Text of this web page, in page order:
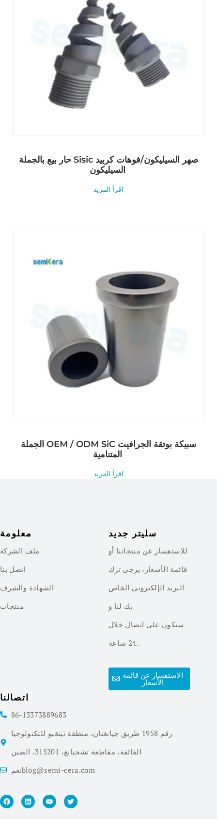
حار بيع بالجملة Sisic صهر السيليكون/فوهات كربيد
اقرأ المزيد
الجملة OEM / ODM SiC سبيكة بوتقة الجرافيت
اقرأ المزيد
معلومة
ملف الشركة
اتصل بنا
الشهادة والشرف
منتجات
سليتر جديد
للاستفسار عن منتجاتنا أو
قائمة الأسعار، يرجى ترك
البريد الإلكتروني الخاص
بك لنا و
سنكون على اتصال خلال
24 ساعة.
الاستفسار عن قائمة
الأسعار
اتصالنا
86-13373889683
رقم 1958 طريق جيانغنان، منطقة نينغبو للتكنولوجيا
الفائقة، مقاطعة تشجيانغ، 315201، الصين
نعمblog@semi-cera.com